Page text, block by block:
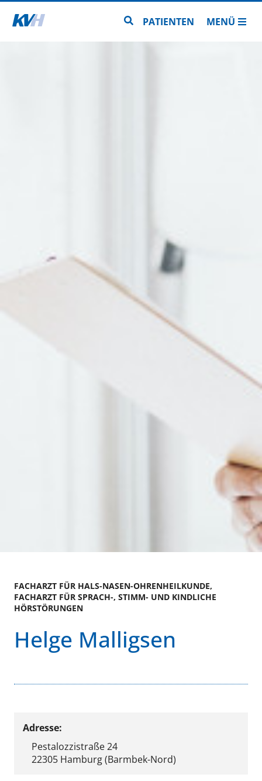
Zur Startseite Zur Seitensuche
PATIENTEN MENÜ
FACHARZT FÜR HALS-NASEN-OHRENHEILKUNDE,
FACHARZT FÜR SPRACH-, STIMM- UND KINDLICHE
HÖRSTÖRUNGEN
Helge Malligsen
Adresse:
Pestalozzistraße 24
22305 Hamburg (Barmbek-Nord)